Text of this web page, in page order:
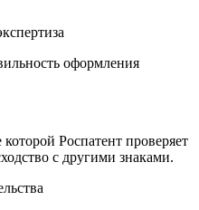
оформления
Роспатент проверяет
с другими знаками.